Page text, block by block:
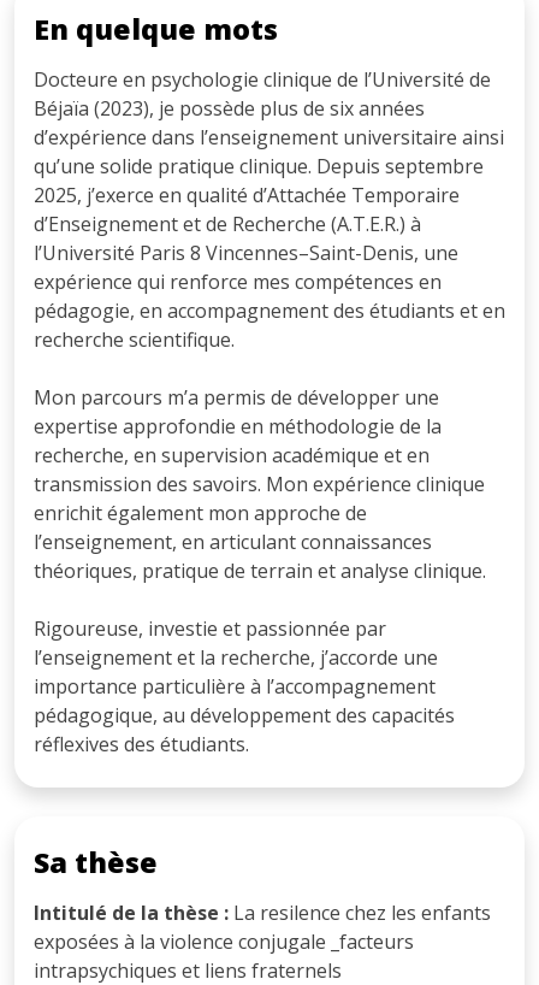
En quelque mots
Docteure en psychologie clinique de l’Université de
Béjaïa (2023), je possède plus de six années
d’expérience dans l’enseignement universitaire ainsi
qu’une solide pratique clinique. Depuis septembre
2025, j’exerce en qualité d’Attachée Temporaire
d’Enseignement et de Recherche (A.T.E.R.) à
l’Université Paris 8 Vincennes–Saint-Denis, une
expérience qui renforce mes compétences en
pédagogie, en accompagnement des étudiants et en
recherche scientifique.
Mon parcours m’a permis de développer une
expertise approfondie en méthodologie de la
recherche, en supervision académique et en
transmission des savoirs. Mon expérience clinique
enrichit également mon approche de
l’enseignement, en articulant connaissances
théoriques, pratique de terrain et analyse clinique.
Rigoureuse, investie et passionnée par
l’enseignement et la recherche, j’accorde une
importance particulière à l’accompagnement
pédagogique, au développement des capacités
réflexives des étudiants.
Sa thèse
Intitulé de la thèse : La resilence chez les enfants
exposées à la violence conjugale _facteurs
intrapsychiques et liens fraternels